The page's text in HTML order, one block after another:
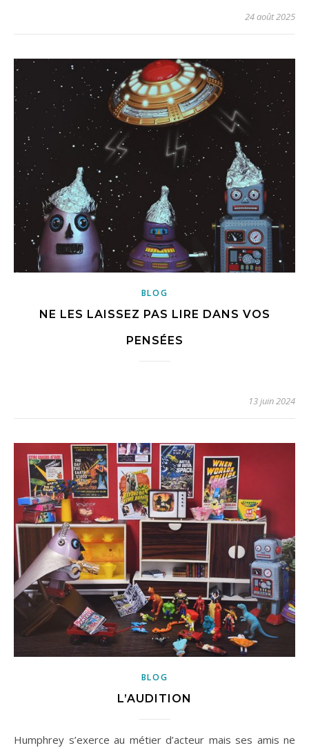
24 août 2025
BLOG
NE LES LAISSEZ PAS LIRE DANS VOS
PENSÉES
13 juin 2024
BLOG
L’AUDITION
Humphrey s’exerce au métier d’acteur mais ses amis ne